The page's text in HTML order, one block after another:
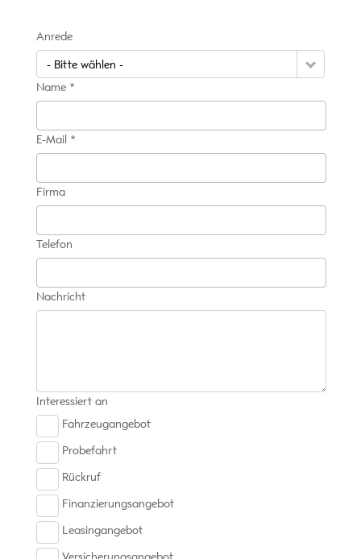
Anrede
- Bitte wählen -
Name *
E-Mail *
Firma
Telefon
Nachricht
Interessiert an
Fahrzeugangebot
Probefahrt
Rückruf
Finanzierungsangebot
Leasingangebot